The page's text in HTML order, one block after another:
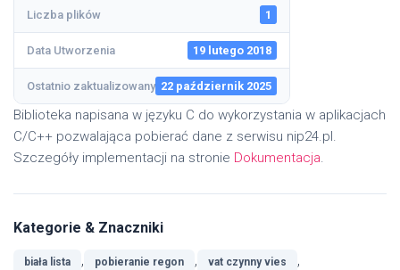
Liczba plików 1
Data Utworzenia 19 lutego 2018
Ostatnio zaktualizowany 22 październik 2025
Biblioteka napisana w języku C do wykorzystania w aplikacjach
C/C++ pozwalająca pobierać dane z serwisu nip24.pl.
Szczegóły implementacji na stronie Dokumentacja.
Kategorie & Znaczniki
biała lista , pobieranie regon , vat czynny vies ,